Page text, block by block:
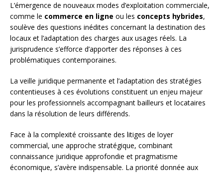
L’émergence de nouveaux modes d’exploitation commerciale,
comme le commerce en ligne ou les concepts hybrides,
soulève des questions inédites concernant la destination des
locaux et l’adaptation des charges aux usages réels. La
jurisprudence s’efforce d’apporter des réponses à ces
problématiques contemporaines.
La veille juridique permanente et l’adaptation des stratégies
contentieuses à ces évolutions constituent un enjeu majeur
pour les professionnels accompagnant bailleurs et locataires
dans la résolution de leurs différends.
Face à la complexité croissante des litiges de loyer
commercial, une approche stratégique, combinant
connaissance juridique approfondie et pragmatisme
économique, s’avère indispensable. La priorité donnée aux